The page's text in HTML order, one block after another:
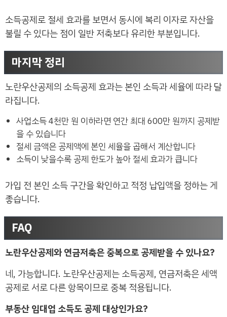
소득공제로 절세 효과를 보면서 동시에 복리 이자로 자산을
불릴 수 있다는 점이 일반 저축보다 유리한 부분입니다.
마지막 정리
노란우산공제의 소득공제 효과는 본인 소득과 세율에 따라 달
라집니다.
사업소득 4천만 원 이하라면 연간 최대 600만 원까지 공제받
을 수 있습니다
절세 금액은 공제액에 본인 세율을 곱해서 계산합니다
소득이 낮을수록 공제 한도가 높아 절세 효과가 큽니다
가입 전 본인 소득 구간을 확인하고 적정 납입액을 정하는 게
좋습니다.
FAQ
노란우산공제와 연금저축은 중복으로 공제받을 수 있나요?
네, 가능합니다. 노란우산공제는 소득공제, 연금저축은 세액
공제로 서로 다른 항목이므로 중복 적용됩니다.
부동산 임대업 소득도 공제 대상인가요?